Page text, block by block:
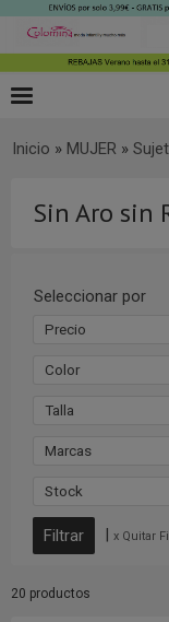
Inicio » MUJER »
Sin Aro sin
Seleccionar por
Precio
Color
Talla
Marcas
Stock
| x Quitar
20 productos